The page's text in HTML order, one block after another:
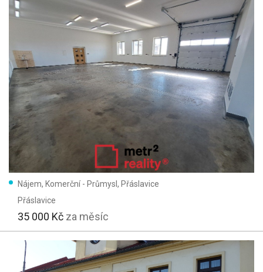
Nájem, Komerční - Průmysl, Přáslavice
Přáslavice
35 000 Kč za měsíc